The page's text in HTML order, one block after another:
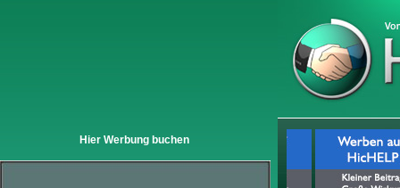
Hier Werbung buchen